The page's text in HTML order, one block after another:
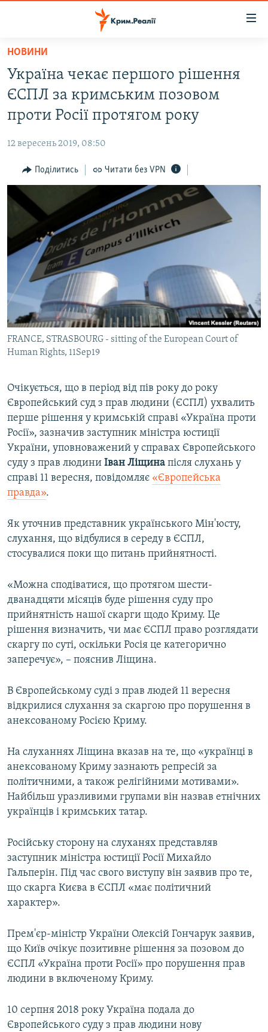
Перейти
основного
матеріалу
до
основної
навігації
Перейти
до
пошуку
ВОДА.КРИМ
ВІДЕО ТА ФОТО
БЛОГИ
ПОГЛЯД
ІНТЕРВ'Ю
ВСЕ ЗА ДЕНЬ
СПЕЦПРОЕКТИ
ДЕПОРТАЦІЯ
ВІДЕОУРОКИ «ELIFBE»
СВІДЧЕННЯ ОКУПАЦІЇ
УКРАЇНСЬКА ПРОБЛЕМА КРИМУ
ІНФОГРАФІКА
ЯК ОБІЙТИ БЛОКУВАННЯ
Русский
Qırımtatar
ДОЛУЧАЙСЯ!
Усі сайти RFE/RL
НОВИНИ
Україна чекає першого рішення
ЄСПЛ за кримським позовом
проти Росії протягом року
12 вересень 2019, 08:50
Поділитись Читати без VPN
FRANCE, STRASBOURG - sitting of the European Court of
Human Rights, 11Sep19
Очікується, що в період від пів року до року
Європейський суд з прав людини (ЄСПЛ) ухвалить
перше рішення у кримській справі «Україна проти
Росії», зазначив заступник міністра юстиції
України, уповноважений у справах Європейського
суду з прав людини Іван Ліщина після слухань у
справі 11 вересня, повідомляє «Європейська
правда».
Як уточнив представник українського Мін'юсту,
слухання, що відбулися в середу в ЄСПЛ,
стосувалися поки що питань прийнятності.
«Можна сподіватися, що протягом шести-
дванадцяти місяців буде рішення суду про
прийнятність нашої скарги щодо Криму. Це
рішення визначить, чи має ЄСПЛ право розглядати
скаргу по суті, оскільки Росія це категорично
заперечує», – пояснив Ліщина.
В Європейському суді з прав людей 11 вересня
відкрилися слухання за скаргою про порушення в
анексованому Росією Криму.
На слуханнях Ліщина вказав на те, що «українці в
анексованому Криму зазнають репресій за
політичними, а також релігійними мотивами».
Найбільш уразливими групами він назвав етнічних
українців і кримських татар.
Російську сторону на слуханях представляв
заступник міністра юстиції Росії Михайло
Гальперін. Під час свого виступу він заявив про те,
що скарга Києва в ЄСПЛ «має політичний
характер».
Прем'єр-міністр України Олексій Гончарук заявив,
що Київ очікує позитивне рішення за позовом до
ЄСПЛ «Україна проти Росії» про порушення прав
людини в включеному Криму.
10 серпня 2018 року Україна подала до
Європейського суду з прав людини нову